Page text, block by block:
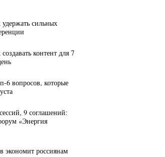
сильных
контент для 7
6 вопросов, которые
9 соглашений:
«Энергия
экономит россиянам